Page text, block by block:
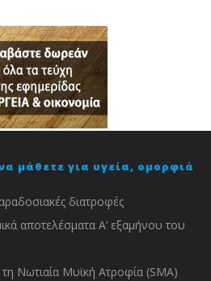
μάθετε για υγεία, ομορφιά
διατροφές
αποτελέσματα Α’ εξαμήνου του
Νωτιαία Μυϊκή Ατροφία (SMA)